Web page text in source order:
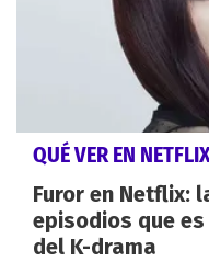
QUÉ VER EN
Furor en Netflix:
episodios que
del K-drama